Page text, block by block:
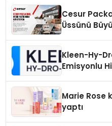
Cesur
Üssünü
Kleen-Hy-
Emisyonlu
Marie Rose
yaptı